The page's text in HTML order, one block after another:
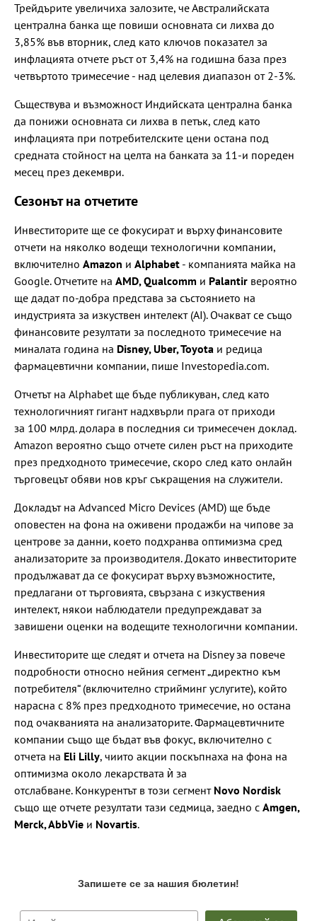
Трейдърите увеличиха залозите, че Австралийската
централна банка ще повиши основната си лихва до
3,85% във вторник, след като ключов показател за
инфлацията отчете ръст от 3,4% на годишна база през
четвъртото тримесечие - над целевия диапазон от 2-3%.
Съществува и възможност Индийската централна банка
да понижи основната си лихва в петък, след като
инфлацията при потребителските цени остана под
средната стойност на целта на банката за 11-и пореден
месец през декември.
Сезонът на отчетите
Инвеститорите ще се фокусират и върху финансовите
отчети на няколко водещи технологични компании,
включително Amazon и Alphabet - компанията майка на
Google. Отчетите на AMD, Qualcomm и Palantir вероятно
ще дадат по-добра представа за състоянието на
индустрията за изкуствен интелект (AI). Очакват се също
финансовите резултати за последното тримесечие на
миналата година на Disney, Uber, Toyota и редица
фармацевтични компании, пише Investopedia.com.
Отчетът на Alphabet ще бъде публикуван, след като
технологичният гигант надхвърли прага от приходи
за 100 млрд. долара в последния си тримесечен доклад.
Amazon вероятно също отчете силен ръст на приходите
през предходното тримесечие, скоро след като онлайн
търговецът обяви нов кръг съкращения на служители.
Докладът на Advanced Micro Devices (AMD) ще бъде
оповестен на фона на оживени продажби на чипове за
центрове за данни, което подхранва оптимизма сред
анализаторите за производителя. Докато инвеститорите
продължават да се фокусират върху възможностите,
предлагани от търговията, свързана с изкуствения
интелект, някои наблюдатели предупреждават за
завишени оценки на водещите технологични компании.
Инвеститорите ще следят и отчета на Disney за повече
подробности относно нейния сегмент „директно към
потребителя“ (включително стрийминг услугите), който
нарасна с 8% през предходното тримесечие, но остана
под очакванията на анализаторите. Фармацевтичните
компании също ще бъдат във фокус, включително с
отчета на Eli Lilly, чиито акции поскъпнаха на фона на
оптимизма около лекарствата ѝ за
отслабване. Конкурентът в този сегмент Novo Nordisk
също ще отчете резултати тази седмица, заедно с Amgen,
Merck, AbbVie и Novartis.